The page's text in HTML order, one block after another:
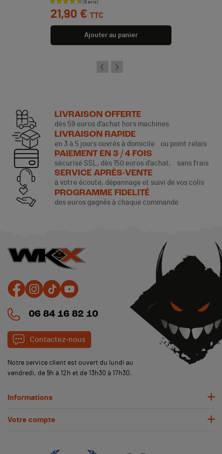
Prix
21,90 € TTC
Ajouter au panier
LIVRAISON OFFERTE
dès 59 euros d’achat hors machines
LIVRAISON RAPIDE
en 3 à 5 jours ouvrés à domicile ou point relais
PAIEMENT EN 3 / 4 FOIS
sécurisé SSL, dès 150 euros d’achat, sans frais
SERVICE APRÈS-VENTE
à votre écoute, dépannage et suivi de vos colis
PROGRAMME FIDELITÉ
des euros gagnés à chaque commande
06 84 16 82 10
Contactez-nous
Notre service client est ouvert du lundi au
vendredi, de 9h à 12h et de 13h30 à 17h30.
Informations
Votre compte